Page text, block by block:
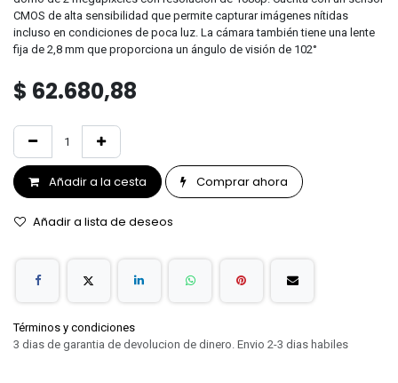
CMOS de alta sensibilidad que permite capturar imágenes nítidas
incluso en condiciones de poca luz. La cámara también tiene una lente
fija de 2,8 mm que proporciona un ángulo de visión de 102°
$ 62.680,88
Añadir a la cesta Comprar ahora
Añadir a lista de deseos
Términos y condiciones
3 dias de garantia de devolucion de dinero. Envio 2-3 dias habiles